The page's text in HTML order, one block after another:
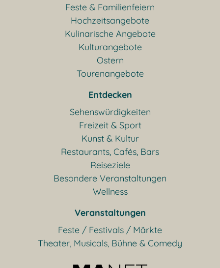
Feste & Familienfeiern
Hochzeitsangebote
Kulinarische Angebote
Kulturangebote
Ostern
Tourenangebote
Entdecken
Sehenswürdigkeiten
Freizeit & Sport
Kunst & Kultur
Restaurants, Cafés, Bars
Reiseziele
Besondere Veranstaltungen
Wellness
Veranstaltungen
Feste / Festivals / Märkte
Theater, Musicals, Bühne & Comedy